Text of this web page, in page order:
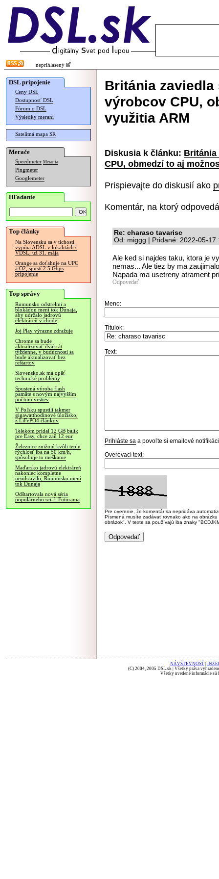
neprihlásený
DSL pripojenie
Ceny DSL
Dostupnosť DSL
Fórum o DSL
Výsledky meraní
Satelitná mapa SR
Merače
Speedmeter Merania
Pingmeter
Googlemeter
Hľadanie
Top články
Na Slovensku sa v tichosti
vypína ADSL v lokalitách s
VDSL, už 31. mája
Orange sa doťahuje na UPC
a O2, spustí 2.5 Gbps
pripojenie
Top správy
Rumunsko odstrelmi a
blokádou mení tok Dunaja,
aby udržalo jadrovú
elektráreň v chode
Joj Play výrazne zdražuje
Chrome sa bude
aktualizovať dvakrát
týždenne, v budúcnosti sa
bude aktualizovať bez
reštartov
Slovensko.sk má opäť
technické problémy
Spustená výroba flash
pamäte s novým najvyšším
počtom vrstiev
V Poľsku spustili takmer
gigawatthodinové úložisko,
z LiFePO4 článkov
Telekom pridal 12 GB balík
pre Easy, chce zaň 12 eur
Železnice znižujú kvôli teplu
rýchlosť iba na 50 km/h,
spôsobuje to meškanie
Maďarsko jadrovú elektráreň
nakoniec kompletne
neodstavilo, Rumunsko mení
tok Dunaja
Odštartovala nová séria
populárneho sci-fi Futurama
Británia
výrobcov CPU,
využitia ARM
Diskusia k článku: Británia
CPU, obmedzí to aj
Prispievajte do diskusií ako
Komentár, na ktorý
Re: charaso tavarisc
Od: miggg | Pridané: 2022-05-17
Ale ked si najdes taku, ktora je
nemas... Ale tiez by ma
Napada ma usetreny atrament
Odpovedať
Meno:
Titulok:
Text:
Prihláste sa a povoľte si emailové
Overovací text:
Pre overenie, že komentár sa nepridáva
Písmená musíte zadávať rovnako ako na
obrázok". V texte sa používajú iba znaky
NÁVŠTEVNOSŤ
(C) 2004, 2005 DSL.sk | Všetky práva
Všetky uvedené informácie sú